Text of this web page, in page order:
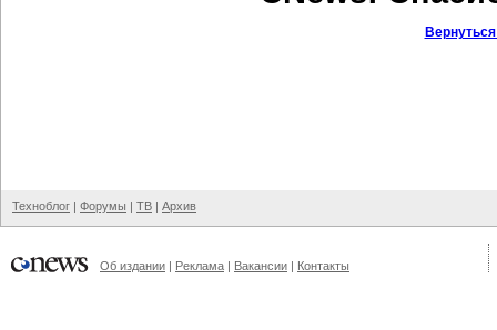
Техноблог | Форумы | ТВ | Архив
Об издании | Реклама | Вакансии | Контакты